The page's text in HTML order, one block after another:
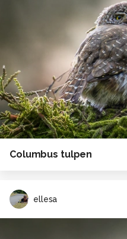
Columbus tulpen
ellesa